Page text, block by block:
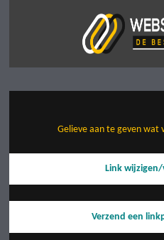
Gelieve aan te geven wat
Link
Verzend een